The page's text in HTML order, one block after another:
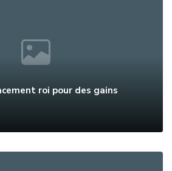
roi pour des gains